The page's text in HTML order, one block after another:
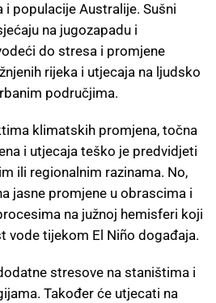
populacije Australije. Sušni
na jugozapadu i
do stresa i promjene
rijeka i utjecaja na ljudsko
područjima.
klimatskih promjena, točna
i utjecaja teško je predvidjeti
ili regionalnim razinama. No,
jasne promjene u obrascima i
na južnoj hemisferi koji
vode tijekom El Niño događaja.
stresove na staništima i
Također će utjecati na